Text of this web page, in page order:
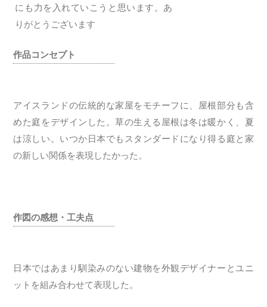
にも力を入れていこうと思います。あ
りがとうございます
作品コンセプト
アイスランドの伝統的な家屋をモチーフに、屋根部分も含
めた庭をデザインした。草の生える屋根は冬は暖かく、夏
は涼しい。いつか日本でもスタンダードになり得る庭と家
の新しい関係を表現したかった。
作図の感想・工夫点
日本ではあまり馴染みのない建物を外観デザイナーとユニ
ットを組み合わせて表現した。